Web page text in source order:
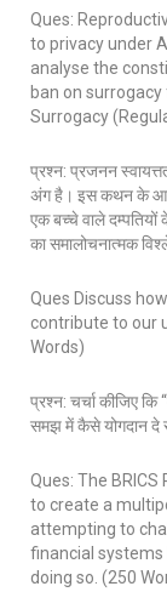
Ques:
to privacy under
analyse the
ban on
Surrogacy
प्रश्न: प्रजनन
अंग है। इस कथन के
एक बच्चे वाले
का समालोचनात्मक
Ques Discuss
contribute to our
Words)
प्रश्न: चर्चा कीजिए
समझ में कैसे योगदान
Ques: The
to create a
attempting to
financial systems
doing so. (250